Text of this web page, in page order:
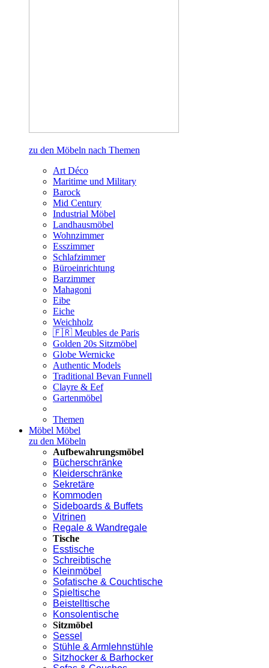
zu den Möbeln nach Themen
Art Déco
Maritime und Military
Barock
Mid Century
Industrial Möbel
Landhausmöbel
Wohnzimmer
Esszimmer
Schlafzimmer
Büroeinrichtung
Barzimmer
Mahagoni
Eibe
Eiche
Weichholz
🇫🇷 Meubles de Paris
Golden 20s Sitzmöbel
Globe Wernicke
Authentic Models
Traditional Bevan Funnell
Clayre & Eef
Gartenmöbel
Themen
Möbel Möbel
zu den Möbeln
Aufbewahrungsmöbel
Bücherschränke
Kleiderschränke
Sekretäre
Kommoden
Sideboards & Buffets
Vitrinen
Regale & Wandregale
Tische
Esstische
Schreibtische
Kleinmöbel
Sofatische & Couchtische
Spieltische
Beistelltische
Konsolentische
Sitzmöbel
Sessel
Stühle & Armlehnstühle
Sitzhocker & Barhocker